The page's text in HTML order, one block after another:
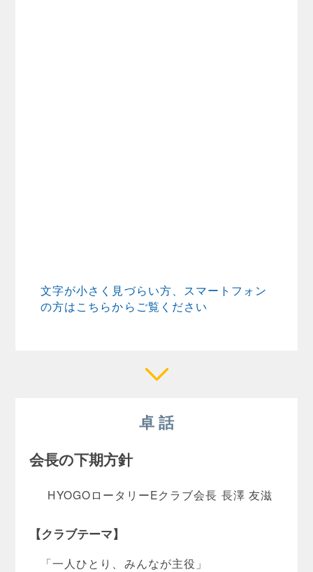
文字が小さく見づらい方、スマートフォン
の方はこちらからご覧ください
卓 話
会長の下期方針
HYOGOロータリーEクラブ会長 長澤 友滋
【クラブテーマ】
「一人ひとり、みんなが主役」